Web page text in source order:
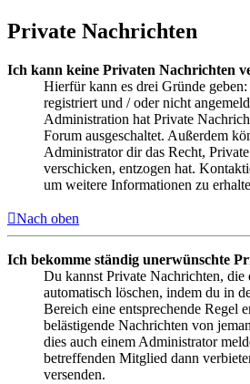
Private Nachrichten
Ich kann keine Privaten Nachrichten
Hierfür kann es drei Gründe
registriert und / oder nicht
Administration hat Private
Forum ausgeschaltet. Außerdem
Administrator dir das Recht,
verschicken, entzogen hat.
um weitere Informationen zu
Nach oben
Ich bekomme ständig unerwünschte
Du kannst Private Nachrichten,
automatisch löschen, indem du in
Bereich eine entsprechende Regel
belästigende Nachrichten von
dies auch einem Administrator
betreffenden Mitglied dann
versenden.